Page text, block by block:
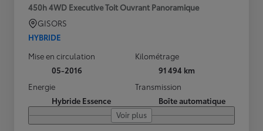
450h 4WD Executive Toit Ouvrant Panoramique
GISORS
HYBRIDE
Mise en circulation
05-2016
Kilométrage
91 494 km
Energie
Hybride Essence
Transmission
Boîte automatique
Voir plus